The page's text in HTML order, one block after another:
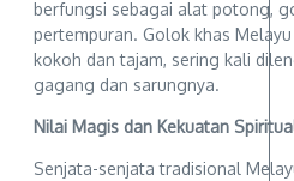
berfungsi sebagai alat potong,
pertempuran. Golok khas
kokoh dan tajam, sering kali
gagang dan sarungnya.
Nilai Magis dan Kekuatan
Senjata-senjata tradisional